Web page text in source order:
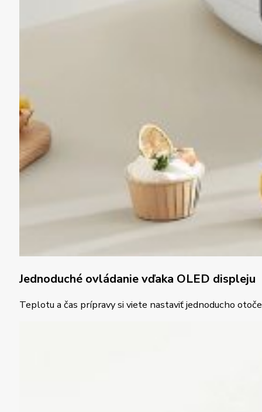
Jednoduché ovládanie vďaka OLED displeju
Teplotu a čas prípravy si viete nastaviť jednoducho